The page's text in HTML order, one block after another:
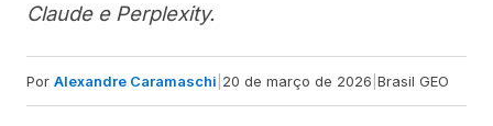
Claude e Perplexity.
Por Alexandre Caramaschi 20 de março de 2026 Brasil GEO